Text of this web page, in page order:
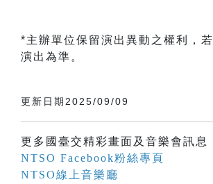
*主辦單位保留演出異動之權利，
演出為準。
更新日期2025/09/09
更多國臺交精彩畫面及音樂會訊息
NTSO Facebook粉絲專頁
NTSO線上音樂廳